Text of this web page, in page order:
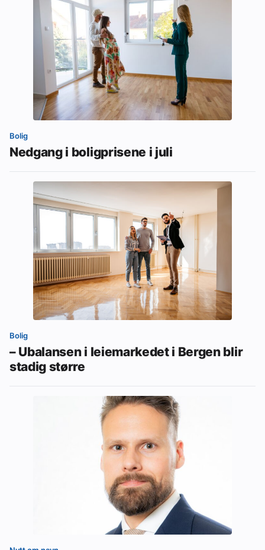
Bolig
Nedgang i boligprisene i juli
Bolig
– Ubalansen i leiemarkedet i Bergen blir
stadig større